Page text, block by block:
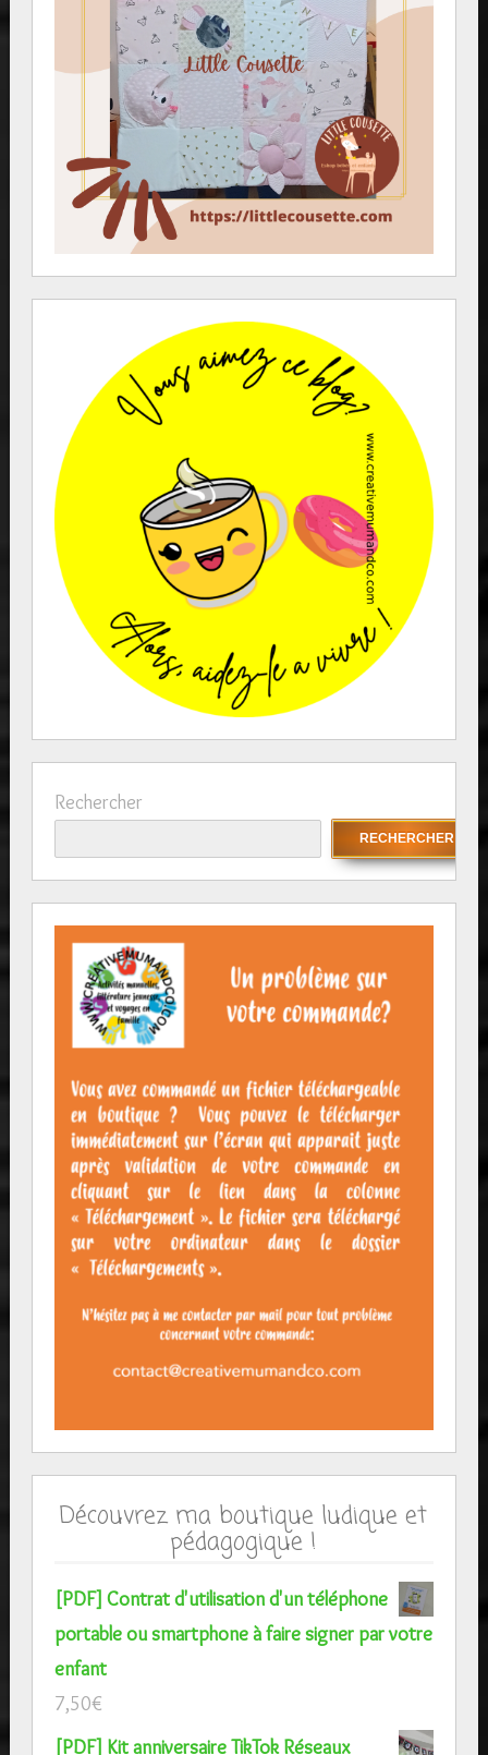
Rechercher
RECHERCHER
Découvrez ma boutique ludique et
pédagogique !
[PDF] Contrat d'utilisation d'un téléphone
portable ou smartphone à faire signer par votre
enfant
7,50€
[PDF] Kit anniversaire TikTok Réseaux